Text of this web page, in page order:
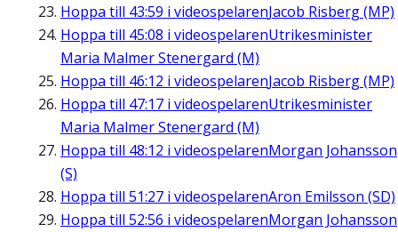
Hoppa till 43:59 i videospelarenJacob Risberg (MP)
Hoppa till 45:08 i videospelarenUtrikesminister
Maria Malmer Stenergard (M)
Hoppa till 46:12 i videospelarenJacob Risberg (MP)
Hoppa till 47:17 i videospelarenUtrikesminister
Maria Malmer Stenergard (M)
Hoppa till 48:12 i videospelarenMorgan Johansson
(S)
Hoppa till 51:27 i videospelarenAron Emilsson (SD)
Hoppa till 52:56 i videospelarenMorgan Johansson